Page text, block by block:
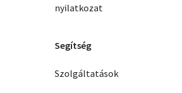
nyilatkozat
Segítség
Szolgáltatások